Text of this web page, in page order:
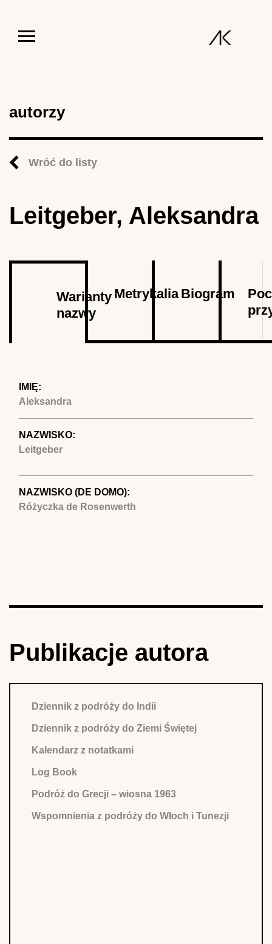
autorzy
Wróć do listy
Leitgeber, Aleksandra
Warianty
nazwy
karta)
MetrykaliaBiogram
IMIĘ:
Aleksandra
NAZWISKO:
Leitgeber
NAZWISKO (DE DOMO):
Różyczka de Rosenwerth
Publikacje autora
Dziennik z podróży do Indii
Dziennik z podróży do Ziemi Świętej
Kalendarz z notatkami
Log Book
Podróż do Grecji – wiosna 1963
Wspomnienia z podróży do Włoch i Tunezji